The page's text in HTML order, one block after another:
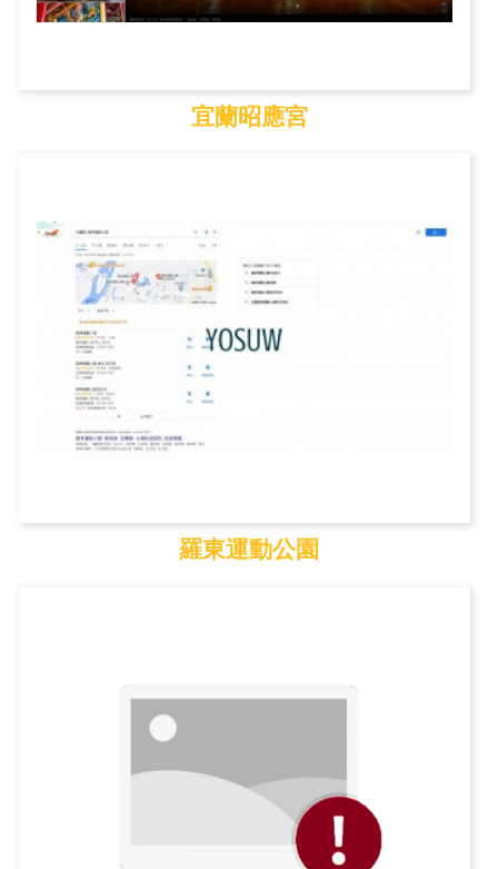
宜蘭昭應宮
羅東運動公園